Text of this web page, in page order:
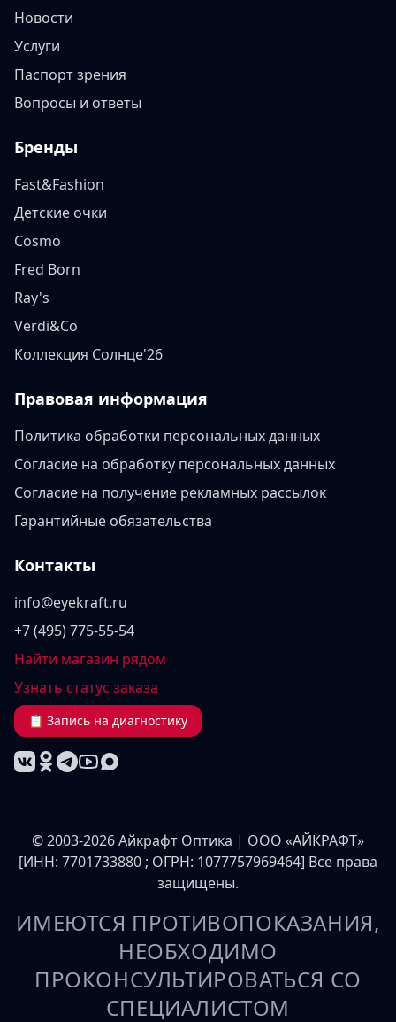
Новости
Услуги
Паспорт зрения
Вопросы и ответы
Бренды
Fast&Fashion
Детские очки
Cosmo
Fred Born
Ray's
Verdi&Co
Коллекция Солнце'26
Правовая информация
Политика обработки персональных данных
Согласие на обработку персональных данных
Согласие на получение рекламных рассылок
Гарантийные обязательства
Контакты
info@eyekraft.ru
+7 (495) 775-55-54
Найти магазин рядом
Узнать статус заказа
📋 Запись на диагностику
© 2003-2026 Айкрафт Оптика | ООО «АЙКРАФТ»
[ИНН: 7701733880 ; ОГРН: 1077757969464] Все права
защищены.
ИМЕЮТСЯ ПРОТИВОПОКАЗАНИЯ,
НЕОБХОДИМО
ПРОКОНСУЛЬТИРОВАТЬСЯ СО
СПЕЦИАЛИСТОМ